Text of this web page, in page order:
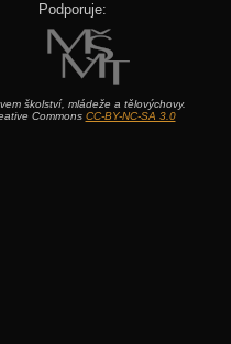
Podporuje:
školství, mládeže a tělovýchovy.
Commons CC-BY-NC-SA 3.0